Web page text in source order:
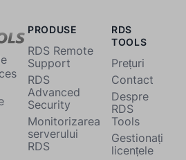
PRODUSE
RDS Remote
Support
RDS
Advanced
Security
Monitorizarea
serverului
RDS
RDS
TOOLS
Prețuri
Contact
Despre
RDS
Tools
Gestionați
licențele